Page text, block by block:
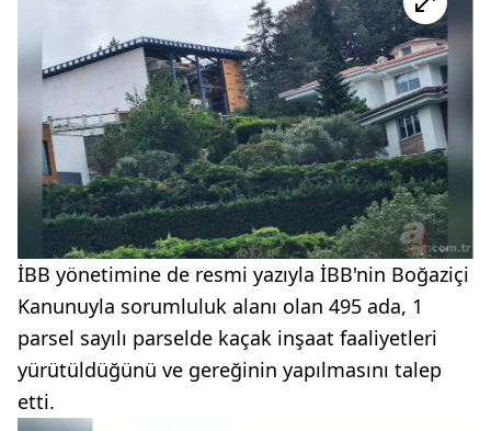
İBB yönetimine de resmi yazıyla İBB'nin Boğaziçi
Kanunuyla sorumluluk alanı olan 495 ada, 1
parsel sayılı parselde kaçak inşaat faaliyetleri
yürütüldüğünü ve gereğinin yapılmasını talep
etti.